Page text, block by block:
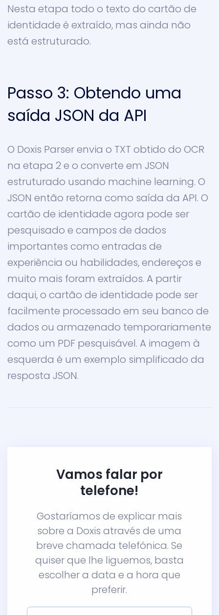
Nesta etapa todo o texto do cartão de
identidade é extraído, mas ainda não
está estruturado.
Passo 3: Obtendo uma
saída JSON da API
O Doxis Parser envia o TXT obtido do OCR
na etapa 2 e o converte em JSON
estruturado usando machine learning. O
JSON então retorna como saída da API. O
cartão de identidade agora pode ser
pesquisado e campos de dados
importantes como entradas de
experiência ou habilidades, endereços e
muito mais foram extraídos. A partir
daqui, o cartão de identidade pode ser
facilmente processado em seu banco de
dados ou armazenado temporariamente
como um PDF pesquisável. A imagem à
esquerda é um exemplo simplificado da
resposta JSON.
Vamos falar por
telefone!
Gostaríamos de explicar mais
sobre a Doxis através de uma
breve chamada telefónica. Se
quiser que lhe liguemos, basta
escolher a data e a hora que
preferir.